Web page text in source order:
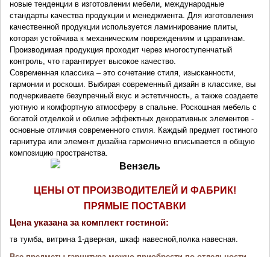
новые тенденции в изготовлении мебели, международные
стандарты качества продукции и менеджмента. Для изготовления
качественной продукции используется ламинирование плиты,
которая устойчива к механическим повреждениям и царапинам.
Производимая продукция проходит через многоступенчатый
контроль, что гарантирует высокое качество.
Современная классика – это сочетание стиля, изысканности,
гармонии и роскоши. Выбирая современный дизайн в классике, вы
подчеркиваете безупречный вкус и эстетичность, а также создаете
уютную и комфортную атмосферу в спальне. Роскошная мебель с
богатой отделкой и обилие эффектных декоративных элементов -
основные отличия современного стиля. Каждый предмет гостиного
гарнитура или элемент дизайна гармонично вписывается в общую
композицию пространства.
ЦЕНЫ ОТ ПРОИЗВОДИТЕЛЕЙ И ФАБРИК!
ПРЯМЫЕ ПОСТАВКИ
Цена указана за комплект гостиной:
тв тумба, витрина 1-дверная, шкаф навесной,полка навесная.